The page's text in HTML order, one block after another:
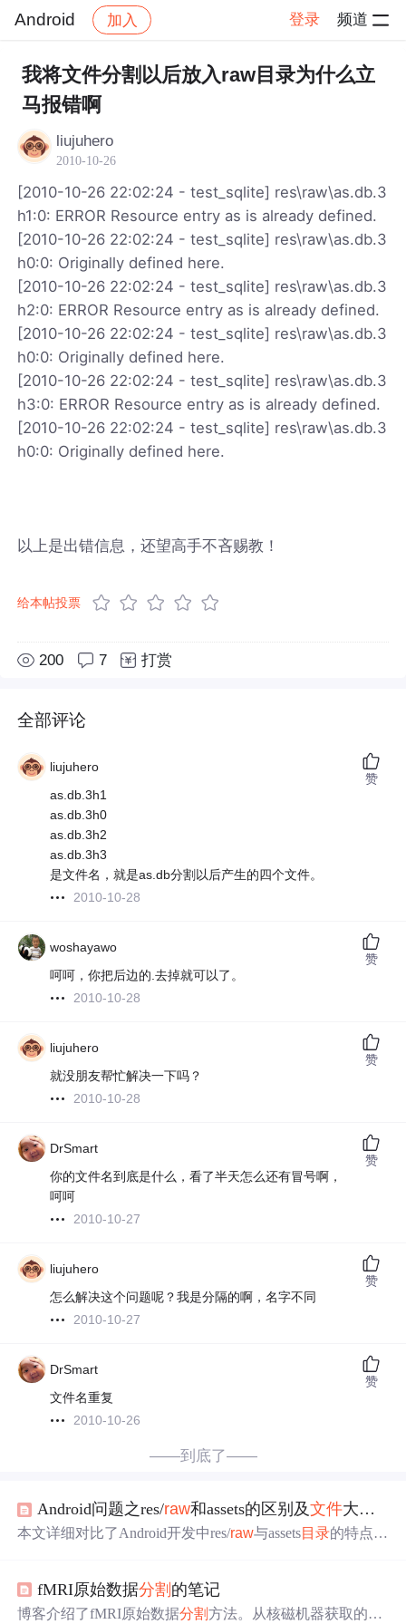
Android 加入 登录 频道
社区 Android 帖子详情
我将文件分割以后放入raw目录为什么立
马报错啊
liujuhero
2010-10-26
[2010-10-26 22:02:24 - test_sqlite] res\raw\as.db.3
h1:0: ERROR Resource entry as is already defined.
[2010-10-26 22:02:24 - test_sqlite] res\raw\as.db.3
h0:0: Originally defined here.
[2010-10-26 22:02:24 - test_sqlite] res\raw\as.db.3
h2:0: ERROR Resource entry as is already defined.
[2010-10-26 22:02:24 - test_sqlite] res\raw\as.db.3
h0:0: Originally defined here.
[2010-10-26 22:02:24 - test_sqlite] res\raw\as.db.3
h3:0: ERROR Resource entry as is already defined.
[2010-10-26 22:02:24 - test_sqlite] res\raw\as.db.3
h0:0: Originally defined here.
以上是出错信息，还望高手不吝赐教！
给本帖投票
200 7 打赏
全部评论
liujuhero
as.db.3h1
as.db.3h0
as.db.3h2
as.db.3h3
是文件名，就是as.db分割以后产生的四个文件。
2010-10-28
赞
woshayawo
呵呵，你把后边的.去掉就可以了。
2010-10-28
赞
liujuhero
就没朋友帮忙解决一下吗？
2010-10-28
赞
DrSmart
你的文件名到底是什么，看了半天怎么还有冒号啊，
呵呵
2010-10-27
赞
liujuhero
怎么解决这个问题呢？我是分隔的啊，名字不同
2010-10-27
赞
DrSmart
文件名重复
2010-10-26
赞
——到底了——
Android问题之res/raw和assets的区别及文件大小限制
本文详细对比了Android开发中res/raw与assets目录的特点及
fMRI原始数据分割 的笔记
博客介绍了fMRI原始数据分割方法。从核磁机器获取的数